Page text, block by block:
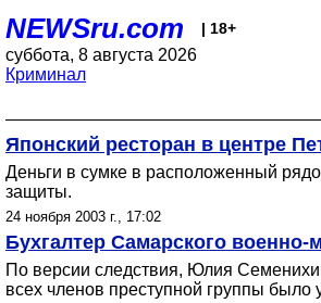
NEWSru.com | 18+
суббота, 8 августа 2026
Криминал
Японский ресторан в центре
Деньги в сумке в расположенный
защиты.
24 ноября 2003 г., 17:02
Бухгалтер Самарского
По версии следствия, Юлия
всех членов преступной группы было